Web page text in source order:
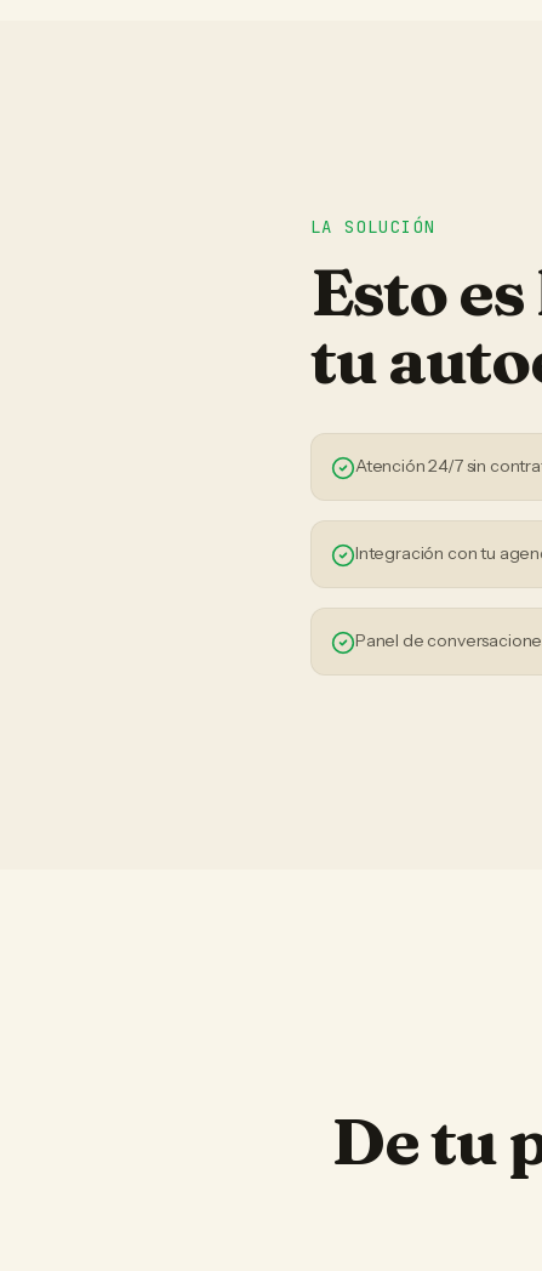
LA SOLUCIÓN
Esto
tu
Atención 24/7 sin
Integración con tu
Panel de
De tu